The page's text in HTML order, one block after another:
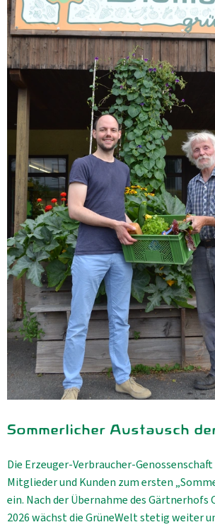
Sommerlicher Austausch
Die Erzeuger-Verbraucher-
Mitglieder und Kunden zum ersten
ein. Nach der Übernahme des Gärtnerhofs
2026 wächst die GrüneWelt stetig weiter